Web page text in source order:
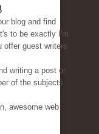
blog and find
to be exactly I'm
offer guest writers
writing a post or
of the subjects
awesome web